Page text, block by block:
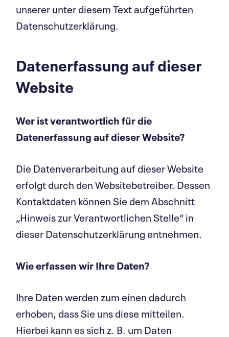
unserer unter diesem Text aufgeführten
Datenschutzerklärung.
Daten­er­fassung auf dieser
Website
Wer ist verantwortlich für die
Datenerfassung auf dieser Website?
Die Datenverarbeitung auf dieser Website
erfolgt durch den Websitebetreiber. Dessen
Kontaktdaten können Sie dem Abschnitt
„Hinweis zur Verantwortlichen Stelle“ in
dieser Datenschutzerklärung entnehmen.
Wie erfassen wir Ihre Daten?
Ihre Daten werden zum einen dadurch
erhoben, dass Sie uns diese mitteilen.
Hierbei kann es sich z. B. um Daten